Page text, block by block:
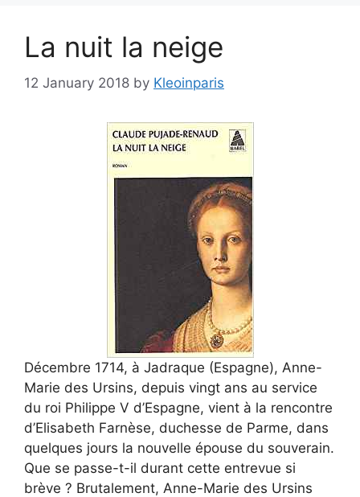
La nuit la neige
12 January 2018 by Kleoinparis
Décembre 1714, à Jadraque (Espagne), Anne-
Marie des Ursins, depuis vingt ans au service
du roi Philippe V d’Espagne, vient à la rencontre
d’Elisabeth Farnèse, duchesse de Parme, dans
quelques jours la nouvelle épouse du souverain.
Que se passe-t-il durant cette entrevue si
brève ? Brutalement, Anne-Marie des Ursins